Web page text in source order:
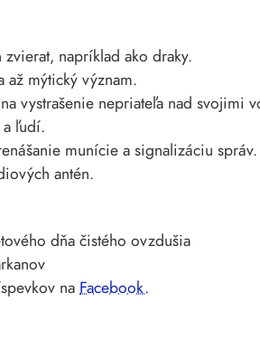
napríklad ako draky.
mýtický význam.
vystrašenie nepriateľa nad svojimi
ľudí.
munície a signalizáciu
antén.
dňa čistého ovzdušia
naFacebook.